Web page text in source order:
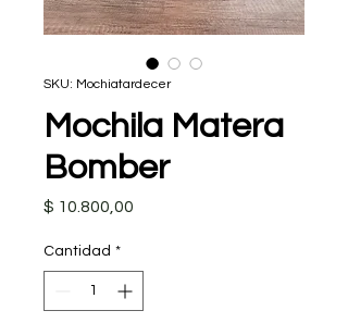
SKU: Mochiatardecer
Mochila Matera
Bomber
$ 10.800,00
Cantidad *